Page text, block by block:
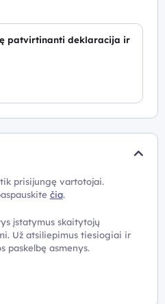
patvirtinanti deklaracija ir
prisijungę vartotojai.
čia.
įstatymus skaitytojų
Už atsiliepimus tiesiogiai ir
paskelbę asmenys.